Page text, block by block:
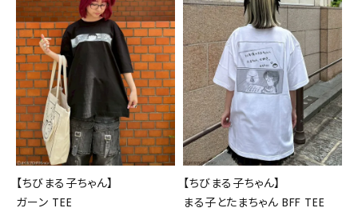
【ちびまる子ちゃん】
ガーン TEE
【ちびまる子ちゃん】
まる子とたまちゃん BFF TEE